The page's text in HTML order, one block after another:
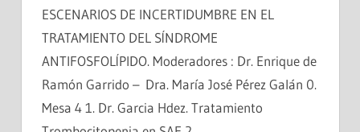
ESCENARIOS DE INCERTIDUMBRE EN EL
TRATAMIENTO DEL SÍNDROME
ANTIFOSFOLÍPIDO. Moderadores : Dr. Enrique de
Ramón Garrido – Dra. María José Pérez Galán 0.
Mesa 4 1. Dr. Garcia Hdez. Tratamiento